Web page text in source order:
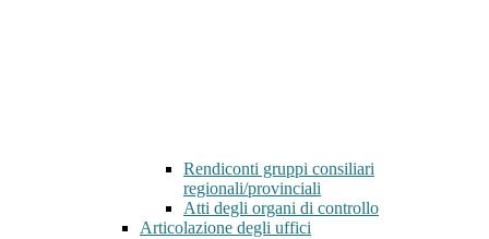
Rendiconti gruppi consiliari
regionali/provinciali
Atti degli organi di controllo
Articolazione degli uffici